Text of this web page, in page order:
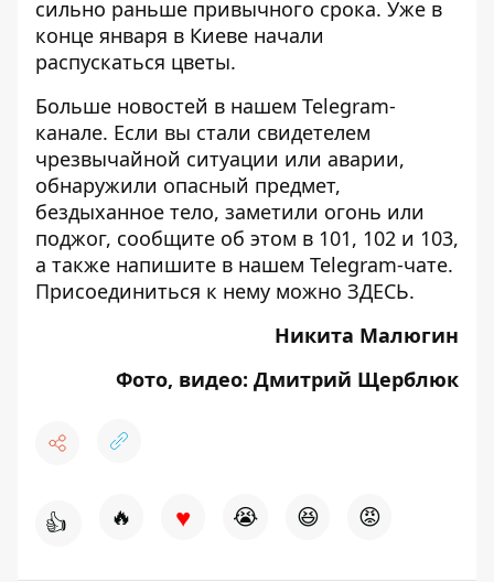
сильно раньше привычного срока. Уже в
конце января в Киеве начали
распускаться цветы.
Больше новостей в нашем Telegram-
канале. Если вы стали свидетелем
чрезвычайной ситуации или аварии,
обнаружили опасный предмет,
бездыханное тело, заметили огонь или
поджог, сообщите об этом в 101, 102 и 103,
а также напишите в нашем Telegram-чате.
Присоединиться к нему можно ЗДЕСЬ.
Никита Малюгин
Фото, видео: Дмитрий Щерблюк
👍 🔥 ♥ 😭 😆 😡